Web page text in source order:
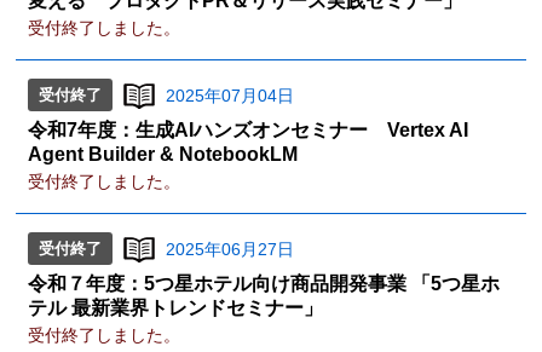
受付終了しました。
受付終了 2025年07月04日
令和7年度：生成AIハンズオンセミナー Vertex AI
Agent Builder & NotebookLM
受付終了しました。
受付終了 2025年06月27日
令和７年度：5つ星ホテル向け商品開発事業 「5つ星ホ
テル 最新業界トレンドセミナー」
受付終了しました。